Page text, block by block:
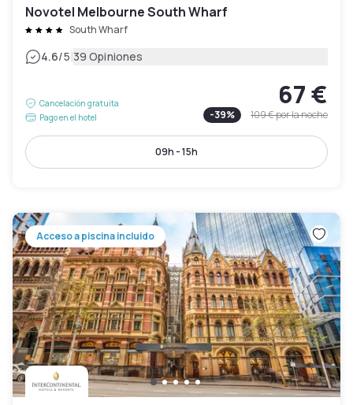
Novotel Melbourne South Wharf
South Wharf
4.6/5|39 Opiniones
Cancelación gratuita
Pago en el hotel
67 €
-39% 109 €por la noche
09h - 15h
Acceso a piscina incluido